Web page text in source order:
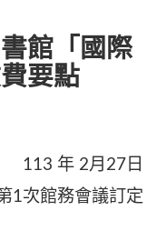
館「國際
要點
27日
1次館務會議訂定